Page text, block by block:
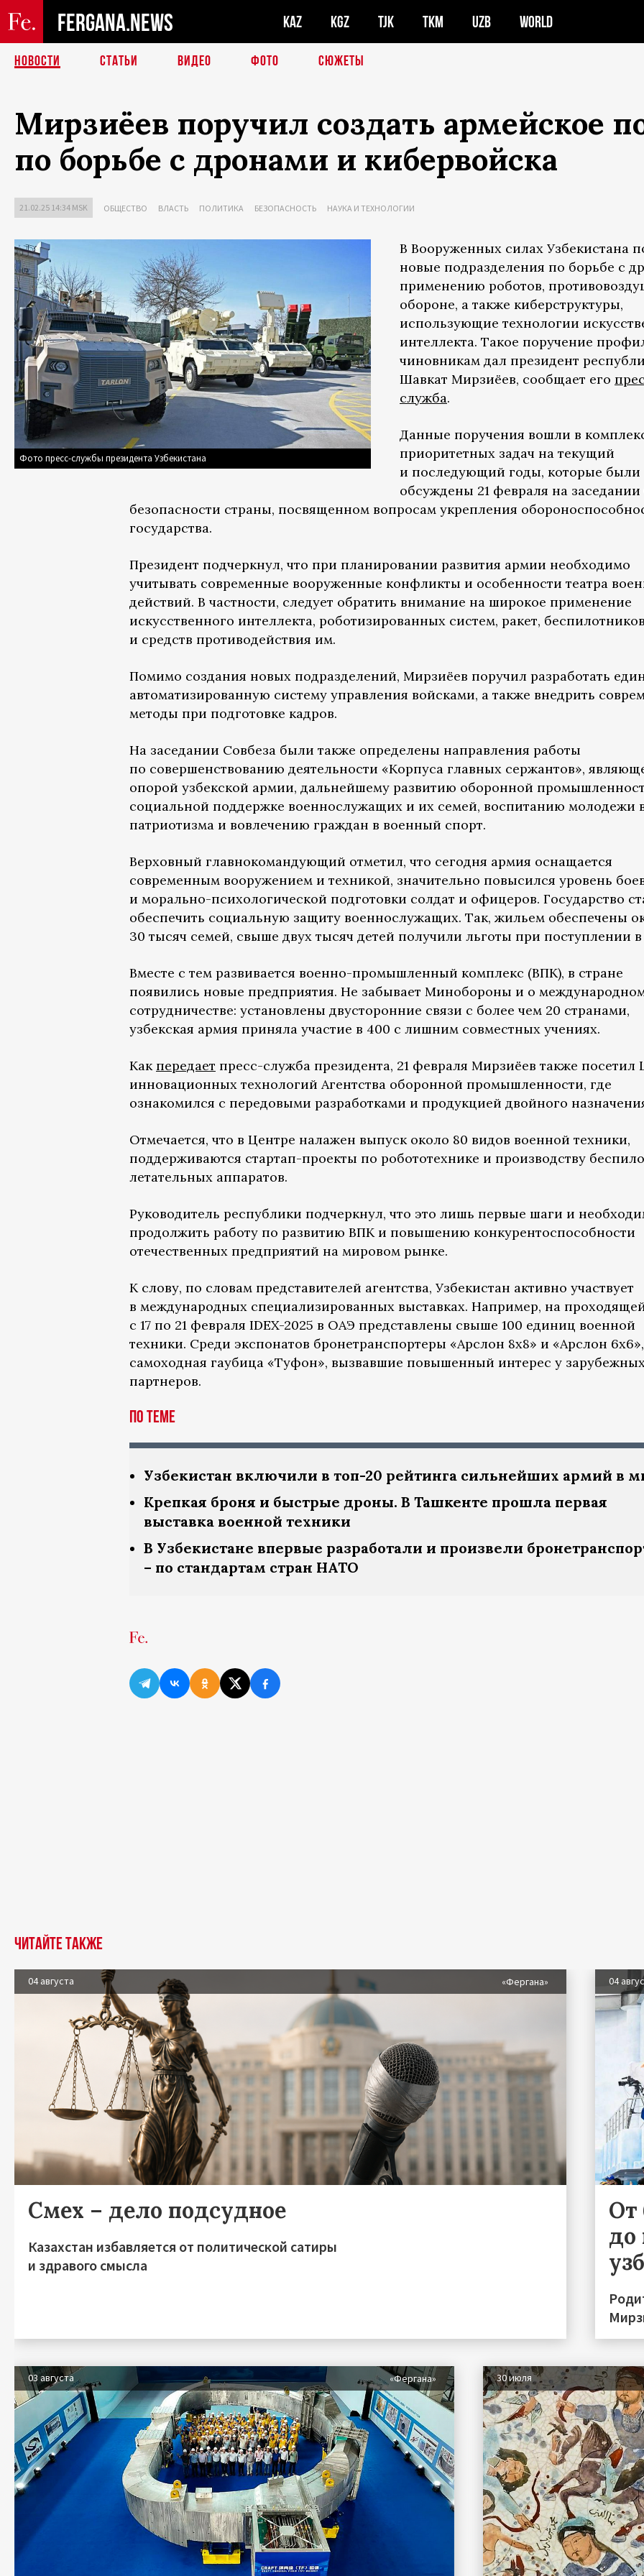
FERGANA.NEWS KAZ KGZ TJK TKM UZB WORLD
НОВОСТИ СТАТЬИ ВИДЕО ФОТО СЮЖЕТЫ
Мирзиёев поручил создать армейское
по борьбе с дронами и кибервойска
21.02.25 14:34 MSK ОБЩЕСТВО ВЛАСТЬ ПОЛИТИКА БЕЗОПАСНОСТЬ НАУКА И ТЕХНОЛОГИИ
Фото пресс-службы президента Узбекистана
В Вооруженных силах Узбекистана
новые подразделения по борьбе с
применению роботов,
обороне, а также киберструктуры,
использующие технологии
интеллекта. Такое поручение
чиновникам дал президент
Шавкат Мирзиёев, сообщает его
служба.
Данные поручения вошли в
приоритетных задач на текущий
и последующий годы, которые были
обсуждены 21 февраля на заседании
безопасности страны, посвященном вопросам укрепления
государства.
Президент подчеркнул, что при планировании развития армии необходимо
учитывать современные вооруженные конфликты и особенности театра
действий. В частности, следует обратить внимание на широкое применение
искусственного интеллекта, роботизированных систем, ракет, беспилотников
и средств противодействия им.
Помимо создания новых подразделений, Мирзиёев поручил разработать
автоматизированную систему управления войсками, а также внедрить
методы при подготовке кадров.
На заседании Совбеза были также определены направления работы
по совершенствованию деятельности «Корпуса главных сержантов»,
опорой узбекской армии, дальнейшему развитию оборонной
социальной поддержке военнослужащих и их семей, воспитанию молодежи
патриотизма и вовлечению граждан в военный спорт.
Верховный главнокомандующий отметил, что сегодня армия оснащается
современным вооружением и техникой, значительно повысился уровень
и морально-психологической подготовки солдат и офицеров. Государство
обеспечить социальную защиту военнослужащих. Так, жильем обеспечены
30 тысяч семей, свыше двух тысяч детей получили льготы при поступлении в
Вместе с тем развивается военно-промышленный комплекс (ВПК), в стране
появились новые предприятия. Не забывает Минобороны и о
сотрудничестве: установлены двусторонние связи с более чем 20 странами,
узбекская армия приняла участие в 400 с лишним совместных учениях.
Как передает пресс-служба президента, 21 февраля Мирзиёев также посетил
инновационных технологий Агентства оборонной промышленности, где
ознакомился с передовыми разработками и продукцией двойного
Отмечается, что в Центре налажен выпуск около 80 видов военной техники,
поддерживаются стартап-проекты по робототехнике и производству
летательных аппаратов.
Руководитель республики подчеркнул, что это лишь первые шаги и
продолжить работу по развитию ВПК и повышению конкурентоспособности
отечественных предприятий на мировом рынке.
К слову, по словам представителей агентства, Узбекистан активно участвует
в международных специализированных выставках. Например, на
с 17 по 21 февраля IDEX-2025 в ОАЭ представлены свыше 100 единиц военной
техники. Среди экспонатов бронетранспортеры «Арслон 8x8» и «Арслон 6x6»,
самоходная гаубица «Туфон», вызвавшие повышенный интерес у
партнеров.
По теме
Узбекистан включили в топ-20 рейтинга сильнейших армий в
Крепкая броня и быстрые дроны. В Ташкенте прошла первая
выставка военной техники
В Узбекистане впервые разработали и произвели
– по стандартам стран НАТО
Читайте также
04 августа «Фергана»
Смех – дело подсудное
Казахстан избавляется от политической сатиры
и здравого смысла
04
От
до
03 августа «Фергана» 30 июля